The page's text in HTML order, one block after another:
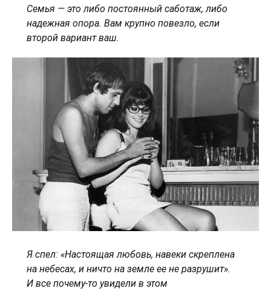
Семья — это либо постоянный саботаж, либо
надежная опора. Вам крупно повезло, если
второй вариант ваш.
Я спел: «Настоящая любовь, навеки скреплена
на небесах, и ничто на земле ее не разрушит».
И все почему-то увидели в этом